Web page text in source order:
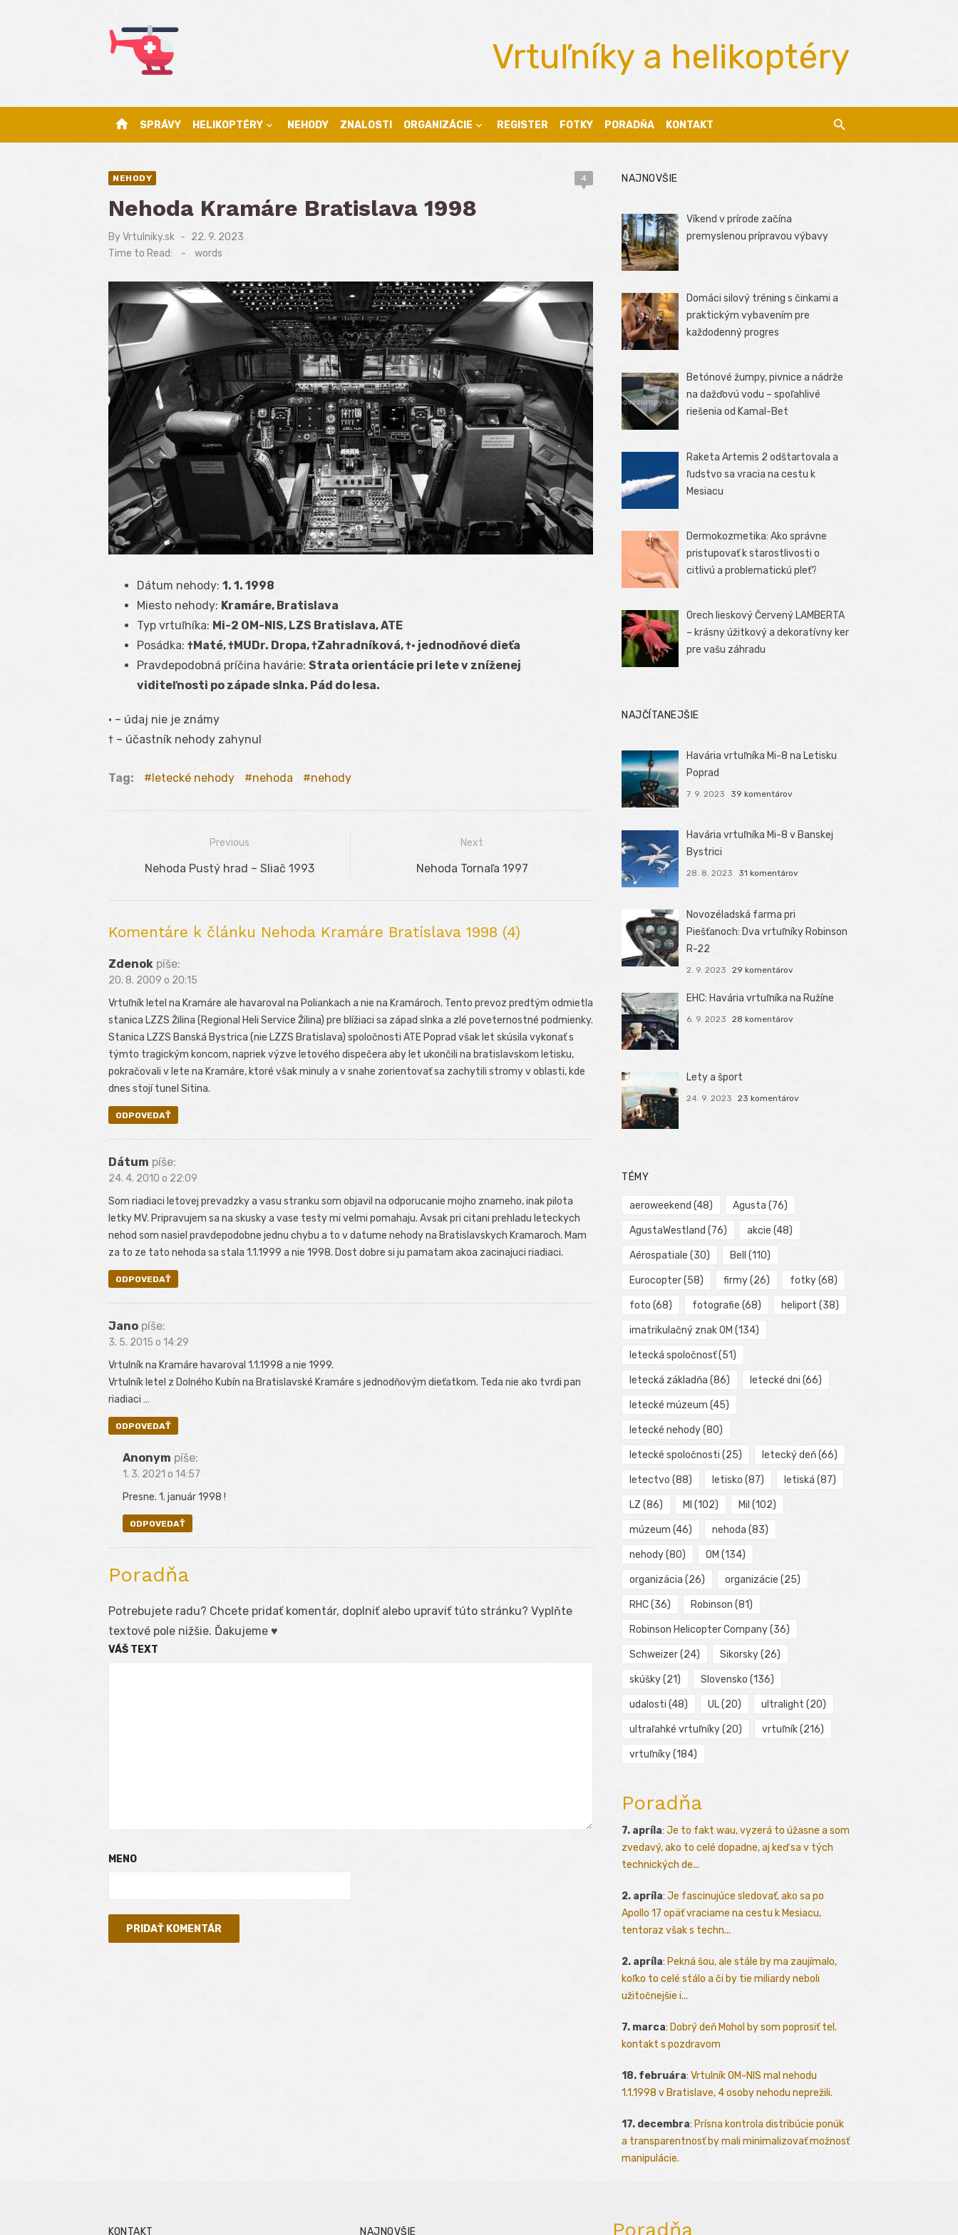
Vrtuľníky a helikoptéry
home SPRÁVY HELIKOPTÉRY NEHODY ZNALOSTI ORGANIZÁCIE REGISTER FOTKY PORADŇA KONTAKT
NEHODY 4
Nehoda Kramáre Bratislava 1998
ByVrtulniky.sk
Posted
on
22. 9. 2023
Time to Read:
- words
Dátum nehody: 1. 1. 1998
Miesto nehody: Kramáre, Bratislava
Typ vrtuľníka: Mi-2 OM-NIS, LZS Bratislava, ATE
Posádka: †Maté, †MUDr. Dropa, †Zahradníková, †· jednodňové dieťa
Pravdepodobná príčina havárie: Strata orientácie pri lete v zníženej
viditeľnosti po západe slnka. Pád do lesa.
· – údaj nie je známy
† – účastník nehody zahynul
Tag: letecké nehody nehoda nehody
Navigácia
Previous
Previous
Nehoda Pustý hrad – Sliač 1993
Next
Next
Nehoda Tornaľa 1997
Komentáre k článku Nehoda Kramáre Bratislava 1998 (4)
Zdenok píše:
20. 8. 2009 o 20:15
Vrtuľník letel na Kramáre ale havaroval na Poliankach a nie na Kramároch. Tento prevoz predtým odmietla
stanica LZZS Žilina (Regional Heli Service Žilina) pre blížiaci sa západ slnka a zlé poveternostné podmienky.
Stanica LZZS Banská Bystrica (nie LZZS Bratislava) spoločnosti ATE Poprad však let skúsila vykonať s
týmto tragickým koncom, napriek výzve letového dispečera aby let ukončili na bratislavskom letisku,
pokračovali v lete na Kramáre, ktoré však minuly a v snahe zorientovať sa zachytili stromy v oblasti, kde
dnes stojí tunel Sitina.
ODPOVEDAŤ
Dátum píše:
24. 4. 2010 o 22:09
Som riadiaci letovej prevadzky a vasu stranku som objavil na odporucanie mojho znameho, inak pilota
letky MV. Pripravujem sa na skusky a vase testy mi velmi pomahaju. Avsak pri citani prehladu leteckych
nehod som nasiel pravdepodobne jednu chybu a to v datume nehody na Bratislavskych Kramaroch. Mam
za to ze tato nehoda sa stala 1.1.1999 a nie 1998. Dost dobre si ju pamatam akoa zacinajuci riadiaci.
ODPOVEDAŤ
Jano píše:
3. 5. 2015 o 14:29
Vrtulník na Kramáre havaroval 1.1.1998 a nie 1999.
Vrtulník letel z Dolného Kubín na Bratislavské Kramáre s jednodňovým dieťatkom. Teda nie ako tvrdi pan
riadiaci …
ODPOVEDAŤ
Anonym píše:
1. 3. 2021 o 14:57
Presne. 1. január 1998 !
ODPOVEDAŤ
Poradňa
Potrebujete radu? Chcete pridať komentár, doplniť alebo upraviť túto stránku? Vyplňte
textové pole nižšie. Ďakujeme ♥
VÁŠ TEXT
MENO
NAJNOVŠIE
Víkend v prírode začína
premyslenou prípravou výbavy
Domáci silový tréning s činkami a
praktickým vybavením pre
každodenný progres
Betónové žumpy, pivnice a nádrže
na dažďovú vodu – spoľahlivé
riešenia od Kamal-Bet
Raketa Artemis 2 odštartovala a
ľudstvo sa vracia na cestu k
Mesiacu
Dermokozmetika: Ako správne
pristupovať k starostlivosti o
citlivú a problematickú pleť?
Orech lieskový Červený LAMBERTA
– krásny úžitkový a dekoratívny ker
pre vašu záhradu
NAJČÍTANEJŠIE
Havária vrtuľníka Mi-8 na Letisku
Poprad
7. 9. 2023 39 komentárov
Havária vrtuľníka Mi-8 v Banskej
Bystrici
28. 8. 2023 31 komentárov
Novozéladská farma pri
Piešťanoch: Dva vrtuľníky Robinson
R-22
2. 9. 2023 29 komentárov
EHC: Havária vrtuľníka na Ružíne
6. 9. 2023 28 komentárov
Lety a šport
24. 9. 2023 23 komentárov
TÉMY
aeroweekend (48) Agusta (76)
AgustaWestland (76) akcie (48)
Aérospatiale (30) Bell (110)
Eurocopter(58) firmy(26) fotky(68)
foto (68) fotografie (68) heliport (38)
imatrikulačný znak OM (134)
letecká spoločnosť(51)
letecká základňa (86) letecké dni (66)
letecké múzeum (45)
letecké nehody(80)
letecké spoločnosti (25) letecký deň(66)
letectvo (88) letisko (87) letiská (87)
LZ (86) MI (102) Mil (102)
múzeum (46) nehoda (83)
nehody(80) OM (134)
organizácia (26) organizácie (25)
RHC(36) Robinson (81)
Robinson Helicopter Company(36)
Schweizer(24) Sikorsky(26)
skúšky(21) Slovensko (136)
udalosti (48) UL(20) ultralight (20)
ultraľahké vrtuľníky(20) vrtuľník(216)
vrtuľníky(184)
Poradňa
7. apríla: Je to fakt wau, vyzerá to úžasne a som
zvedavý, ako to celé dopadne, aj keď sa v tých
technických de...
2. apríla: Je fascinujúce sledovať, ako sa po
Apollo 17 opäť vraciame na cestu k Mesiacu,
tentoraz však s techn...
2. apríla: Pekná šou, ale stále by ma zaujímalo,
koľko to celé stálo a či by tie miliardy neboli
užitočnejšie i...
7. marca: Dobrý deň Mohol by som poprosiť tel.
kontakt s pozdravom
18. februára: Vrtulník OM-NIS mal nehodu
1.1.1998 v Bratislave, 4 osoby nehodu neprežili.
17. decembra: Prísna kontrola distribúcie ponúk
a transparentnosť by mali minimalizovať možnosť
manipulácie.
KONTAKT NAJNOVŠIE Poradňa